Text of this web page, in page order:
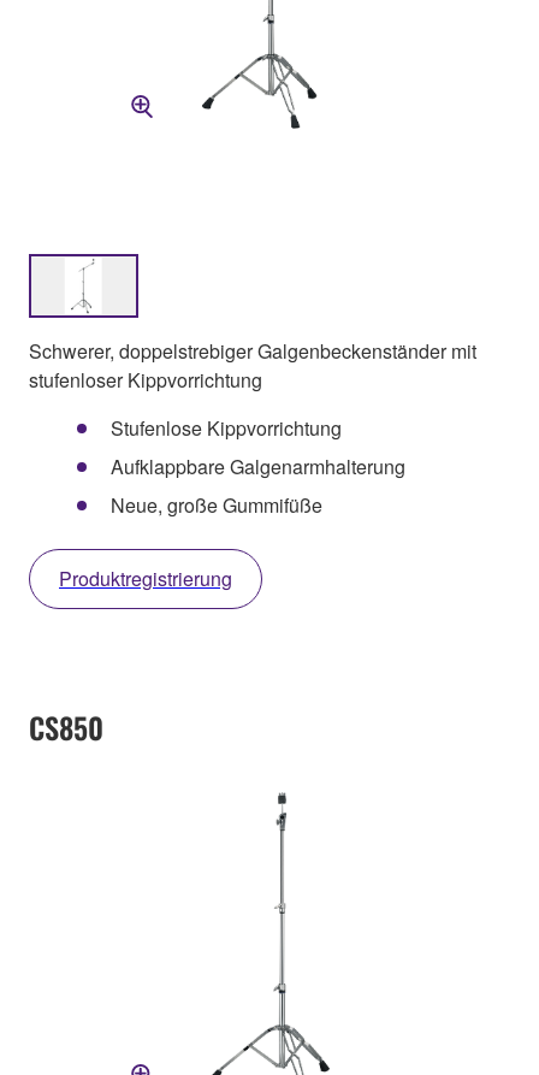
Schwerer, doppelstrebiger Galgenbeckenständer mit
stufenloser Kippvorrichtung
Stufenlose Kippvorrichtung
Aufklappbare Galgenarmhalterung
Neue, große Gummifüße
Produktregistrierung
CS850